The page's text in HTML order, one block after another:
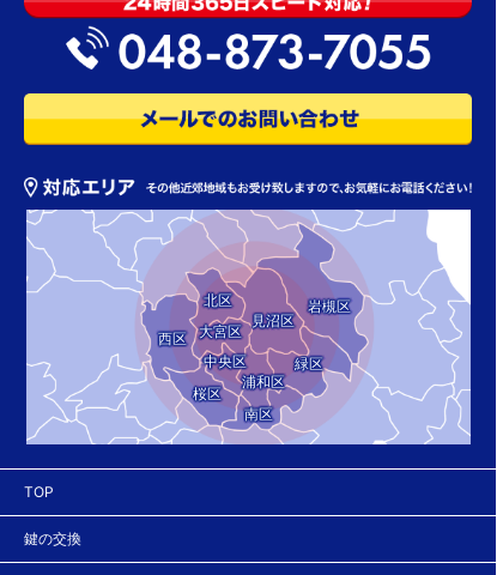
西区
北区
大宮区
中央区
桜区
見沼区
岩槻区
緑区
浦和区
南区
TOP
鍵の交換